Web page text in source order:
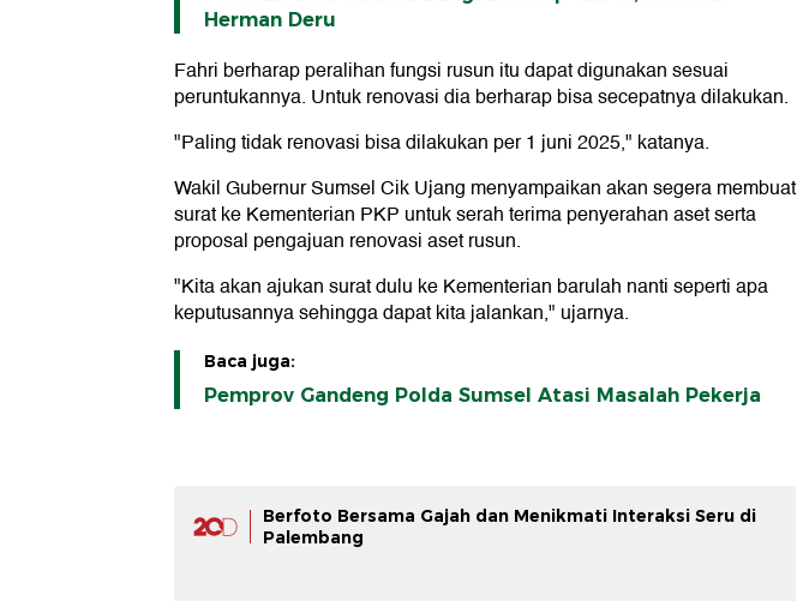
Herman Deru
Fahri berharap peralihan fungsi rusun itu dapat digunakan sesuai
peruntukannya. Untuk renovasi dia berharap bisa secepatnya dilakukan.
"Paling tidak renovasi bisa dilakukan per 1 juni 2025," katanya.
Wakil Gubernur Sumsel Cik Ujang menyampaikan akan segera membuat
surat ke Kementerian PKP untuk serah terima penyerahan aset serta
proposal pengajuan renovasi aset rusun.
"Kita akan ajukan surat dulu ke Kementerian barulah nanti seperti apa
keputusannya sehingga dapat kita jalankan," ujarnya.
Baca juga:
Pemprov Gandeng Polda Sumsel Atasi Masalah Pekerja
Berfoto Bersama Gajah dan Menikmati Interaksi Seru di
Palembang